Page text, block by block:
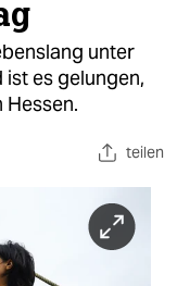
unter
es gelungen,
Hessen.
teilen